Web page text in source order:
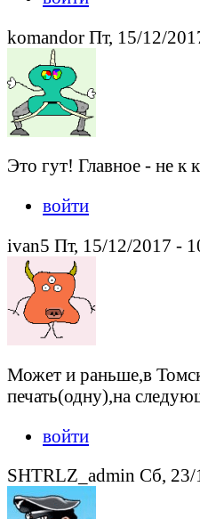
komandor Пт, 15/12/
Это гут! Главное - не к
войти
ivan5 Пт, 15/12/2017 -
Может и раньше,в
печать(одну),на
войти
SHTRLZ_admin Сб,